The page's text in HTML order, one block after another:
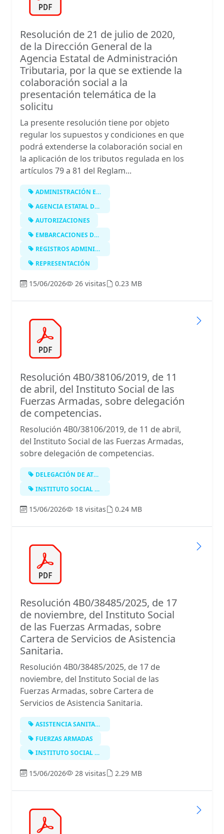
Resolución de 21 de julio de 2020,
de la Dirección General de la
Agencia Estatal de Administración
Tributaria, por la que se extiende la
colaboración social a la
presentación telemática de la
solicitu
La presente resolución tiene por objeto
regular los supuestos y condiciones en que
podrá extenderse la colaboración social en
la aplicación de los tributos regulada en los
artículos 79 a 81 del Reglam...
ADMINISTRACIÓN ELECTRÓNICA
AGENCIA ESTATAL DE LA ADMINISTRACIÓ…
AUTORIZACIONES
EMBARCACIONES DEPORTIVAS Y DE RECRE…
REGISTROS ADMINISTRATIVOS
REPRESENTACIÓN
15/06/2026 26 visitas 0.23 MB
Resolución 4B0/38106/2019, de 11
de abril, del Instituto Social de las
Fuerzas Armadas, sobre delegación
de competencias.
Resolución 4B0/38106/2019, de 11 de abril,
del Instituto Social de las Fuerzas Armadas,
sobre delegación de competencias.
DELEGACIÓN DE ATRIBUCIONES
INSTITUTO SOCIAL DE LAS FUERZAS ARM…
15/06/2026 18 visitas 0.24 MB
Resolución 4B0/38485/2025, de 17
de noviembre, del Instituto Social
de las Fuerzas Armadas, sobre
Cartera de Servicios de Asistencia
Sanitaria.
Resolución 4B0/38485/2025, de 17 de
noviembre, del Instituto Social de las
Fuerzas Armadas, sobre Cartera de
Servicios de Asistencia Sanitaria.
ASISTENCIA SANITARIA
FUERZAS ARMADAS
INSTITUTO SOCIAL DE LAS FUERZAS ARM…
15/06/2026 28 visitas 2.29 MB